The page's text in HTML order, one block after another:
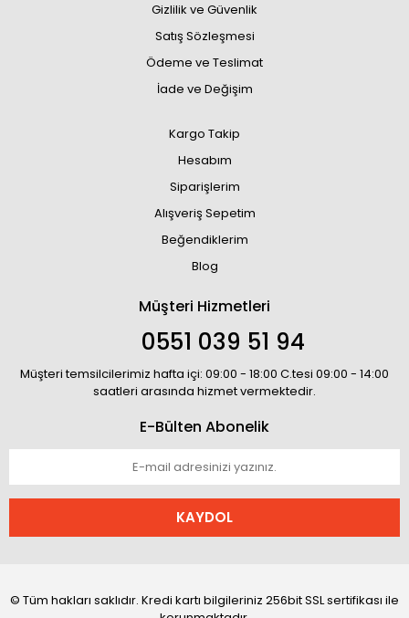
Gizlilik ve Güvenlik
Satış Sözleşmesi
Ödeme ve Teslimat
İade ve Değişim
Kargo Takip
Hesabım
Siparişlerim
Alışveriş Sepetim
Beğendiklerim
Blog
Müşteri Hizmetleri
0551 039 51 94
Müşteri temsilcilerimiz hafta içi: 09:00 - 18:00 C.tesi 09:00 - 14:00
saatleri arasında hizmet vermektedir.
E-Bülten Abonelik
KAYDOL
© Tüm hakları saklıdır. Kredi kartı bilgileriniz 256bit SSL sertifikası ile